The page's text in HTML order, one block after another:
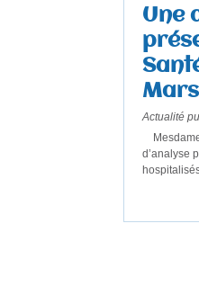
Une
Actualité
d’analyse